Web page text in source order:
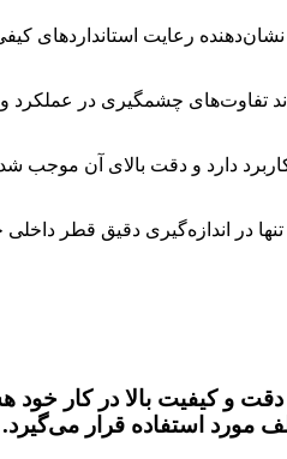
رعایت استانداردهای
تفاوت‌های چشمگیری در عملکرد و
دارد و دقت بالای آن موجب شده
در اندازه‌گیری دقیق قطر
و کیفیت بالا در کار خود
مورد استفاده قرار می‌گیرد.